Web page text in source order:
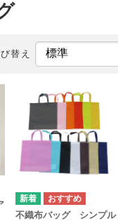
替え
不織布バッグ シンプル